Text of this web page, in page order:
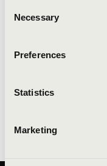
Selection
Necessary
Preferences
Statistics
Marketing
Az 1984-ben
zenetudósok
teremtsen a magas
A 2026-os ösztöndíj